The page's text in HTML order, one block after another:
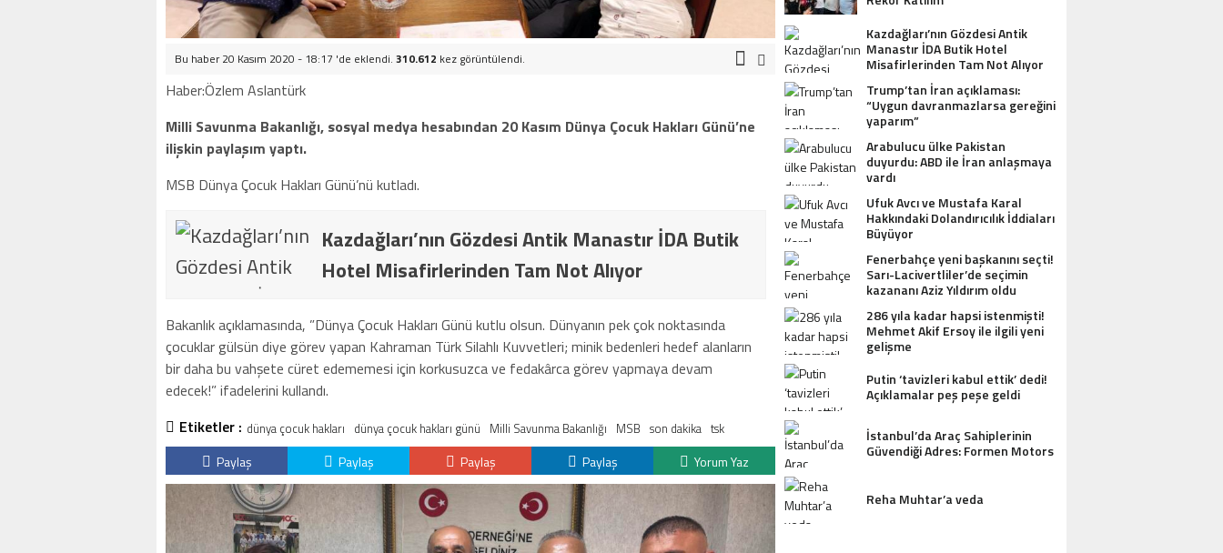
Bu haber 20 Kasım 2020 - 18:17 'de eklendi. 310.612 kez görüntülendi.
Haber:Özlem Aslantürk
Milli Savunma Bakanlığı, sosyal medya hesabından 20 Kasım Dünya Çocuk Hakları Günü’ne
ilişkin paylaşım yaptı.
MSB Dünya Çocuk Hakları Günü’nü kutladı.
Kazdağları’nın Gözdesi Antik Manastır İDA Butik
Hotel Misafirlerinden Tam Not Alıyor
Bakanlık açıklamasında, ”Dünya Çocuk Hakları Günü kutlu olsun. Dünyanın pek çok noktasında
çocuklar gülsün diye görev yapan Kahraman Türk Silahlı Kuvvetleri; minik bedenleri hedef alanların
bir daha bu vahşete cüret edememesi için korkusuzca ve fedakârca görev yapmaya devam
edecek!” ifadelerini kullandı.
Etiketler : dünya çocuk hakları dünya çocuk hakları günü Milli Savunma Bakanlığı MSB son dakika tsk
Paylaş Paylaş Paylaş Paylaş Yorum Yaz
KAZDAĞLARI’NIN GÖZDESI ANTIK
HOTEL MISAFIRLERINDEN TAM NOT
Kazdağları’nın Gözdesi Antik
Manastır İDA Butik Hotel
Misafirlerinden Tam Not Alıyor
Trump’tan İran açıklaması:
“Uygun davranmazlarsa gereğini
yaparım”
Arabulucu ülke Pakistan
duyurdu: ABD ile İran anlaşmaya
vardı
Ufuk Avcı ve Mustafa Karal
Hakkındaki Dolandırıcılık İddiaları
Büyüyor
Fenerbahçe yeni başkanını seçti!
Sarı-Lacivertliler’de seçimin
kazananı Aziz Yıldırım oldu
286 yıla kadar hapsi istenmişti!
Mehmet Akif Ersoy ile ilgili yeni
gelişme
Putin ‘tavizleri kabul ettik’ dedi!
Açıklamalar peş peşe geldi
İstanbul’da Araç Sahiplerinin
Güvendiği Adres: Formen Motors
Reha Muhtar’a veda